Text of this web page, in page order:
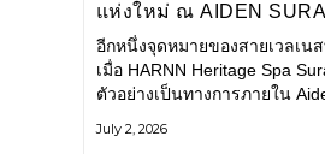
แห่งใหม่ ณ AIDEN
BANGKOK
อีกหนึ่งจุดหมายของสายเวลเน
เมื่อ HARNN Heritage Spa
ตัวอย่างเป็นทางการภายใน
ของเมืองใหญ่ มาสัมผัสประสบ
July 2, 2026